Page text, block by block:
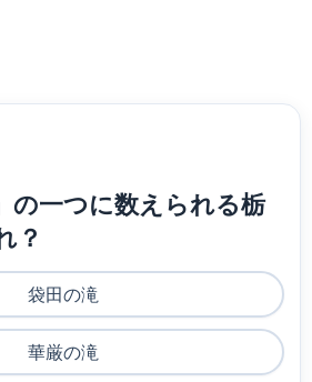
の一つに数えられる栃
？
袋田の滝
華厳の滝